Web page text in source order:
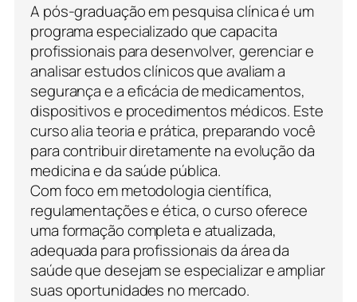
A pós-graduação em pesquisa clínica é um
programa especializado que capacita
profissionais para desenvolver, gerenciar e
analisar estudos clínicos que avaliam a
segurança e a eficácia de medicamentos,
dispositivos e procedimentos médicos. Este
curso alia teoria e prática, preparando você
para contribuir diretamente na evolução da
medicina e da saúde pública.
Com foco em metodologia científica,
regulamentações e ética, o curso oferece
uma formação completa e atualizada,
adequada para profissionais da área da
saúde que desejam se especializar e ampliar
suas oportunidades no mercado.